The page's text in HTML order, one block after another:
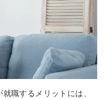
職するメリットには、